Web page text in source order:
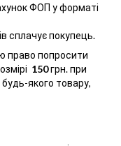
ФОП у форматі
сплачує покупець.
право попросити
150грн. при
якого товару,